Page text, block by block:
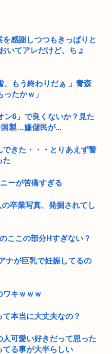
感謝しつつもきっぱりと
いてアレだけど、ちょ
、もう終わりだぁ 」青森
たかｗ」
ン6」で良くないか？見た
国製…嫌儲民が...
きた・・・とりあえず警
た
ーが苦痛すぎる
卒業写真、発掘されてし
ここの部分Нすぎない？
ナが巨乳で妊娠してるの
ワキｗｗｗ
本当に大丈夫なの？
人可愛い好きだって思った
てる事が大半らしい